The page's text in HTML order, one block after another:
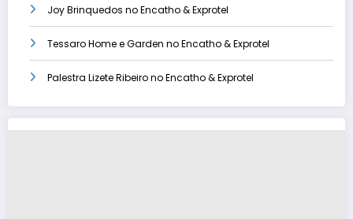
Joy Brinquedos no Encatho & Exprotel
Tessaro Home e Garden no Encatho & Exprotel
Palestra Lizete Ribeiro no Encatho & Exprotel